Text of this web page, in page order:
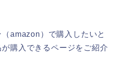
amazon）で購入したいと
購入できるページをご紹介